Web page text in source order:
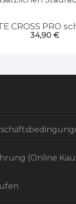
CROSS PRO
34,90 €
(Online